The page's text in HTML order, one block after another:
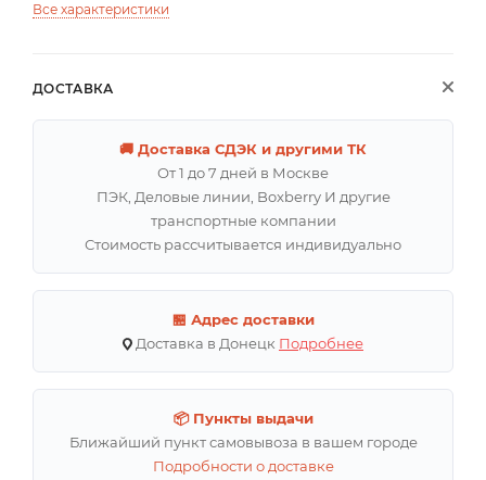
Все характеристики
ДОСТАВКА
🚚 Доставка СДЭК и другими ТК
От 1 до 7 дней в Москве
ПЭК, Деловые линии, Boxberry И другие
транспортные компании
Стоимость рассчитывается индивидуально
🏪 Адрес доставки
Доставка в Донецк Подробнее
📦 Пункты выдачи
Ближайший пункт самовывоза в вашем городе
Подробности о доставке